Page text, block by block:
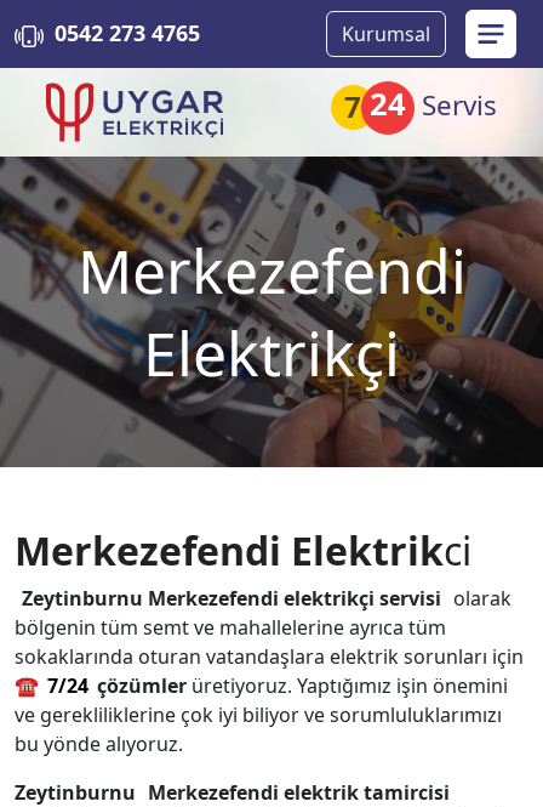
7 24 Servis
0542 273 4765 Kurumsal
Merkezefendi
Elektrikçi
Merkezefendi Elektrikci
Zeytinburnu Merkezefendi elektrikçi servisi olarak
bölgenin tüm semt ve mahallelerine ayrıca tüm
sokaklarında oturan vatandaşlara elektrik sorunları için
☎️ 7/24 çözümler üretiyoruz. Yaptığımız işin önemini
ve gerekliliklerine çok iyi biliyor ve sorumluluklarımızı
bu yönde alıyoruz.
Zeytinburnu Merkezefendi elektrik tamircisi